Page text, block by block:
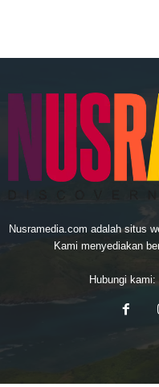
Nusramedia.com adalah situs
Kami menyediakan
Hubungi kami: